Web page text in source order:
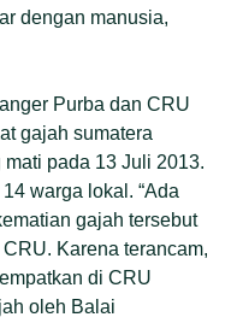
dengan manusia,
Purba dan CRU
gajah sumatera
pada 13 Juli 2013.
warga lokal. “Ada
gajah tersebut
Karena terancam,
di CRU
oleh Balai